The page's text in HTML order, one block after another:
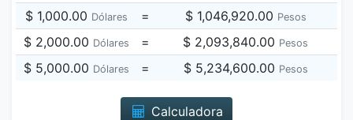
$ 1,000.00 Dólares = $ 1,046,920.00 Pesos
$ 2,000.00 Dólares = $ 2,093,840.00 Pesos
$ 5,000.00 Dólares = $ 5,234,600.00 Pesos
Calculadora